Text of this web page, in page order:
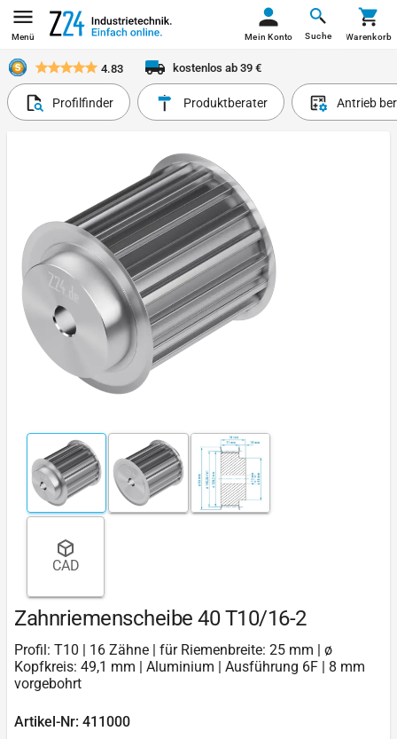
Menü Suche
Mein Konto Warenkorb
4.83 kostenlos ab 39 €
Profilfinder Produktberater Antrieb
CAD
Zahnriemenscheibe 40 T10/16-2
Profil: T10 | 16 Zähne | für Riemenbreite: 25 mm | ø
Kopfkreis: 49,1 mm | Aluminium | Ausführung 6F | 8 mm
vorgebohrt
Artikel-Nr: 411000